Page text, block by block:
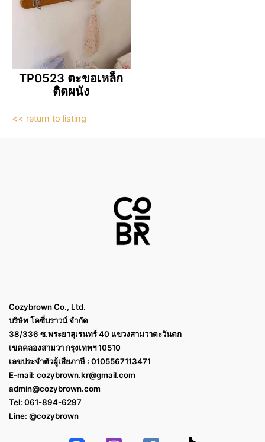
TP0523 ตะขอเหล็ก
ติดผนัง
<< return to listing
Cozybrown Co., Ltd.
บริษัท โคซี่บราวน์ จำกัด
38/336 ซ.พระยาสุเรนทร์ 40 แขวงสามวาตะวันตก
เขตคลองสามวา กรุงเทพฯ 10510
เลขประจำตัวผู้เสียภาษี : 0105567113471
E-mail: cozybrown.kr@gmail.com
admin@cozybrown.com
Tel: 061-894-6297
Line: @cozybrown